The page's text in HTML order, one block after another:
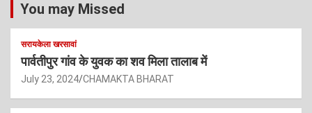
You may Missed
सरायकेला खरसावां
पार्वतीपुर गांव के युवक का शव मिला तालाब में
July 23, 2024 CHAMAKTA BHARAT